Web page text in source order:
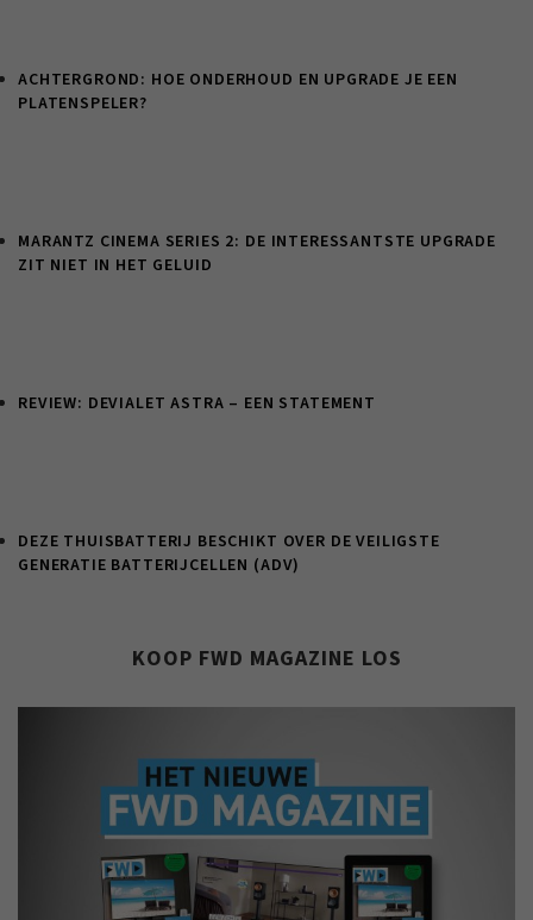
ACHTERGROND: HOE ONDERHOUD EN UPGRADE JE EEN
PLATENSPELER?
MARANTZ CINEMA SERIES 2: DE INTERESSANTSTE UPGRADE
ZIT NIET IN HET GELUID
REVIEW: DEVIALET ASTRA – EEN STATEMENT
DEZE THUISBATTERIJ BESCHIKT OVER DE VEILIGSTE
GENERATIE BATTERIJCELLEN (ADV)
KOOP FWD MAGAZINE LOS